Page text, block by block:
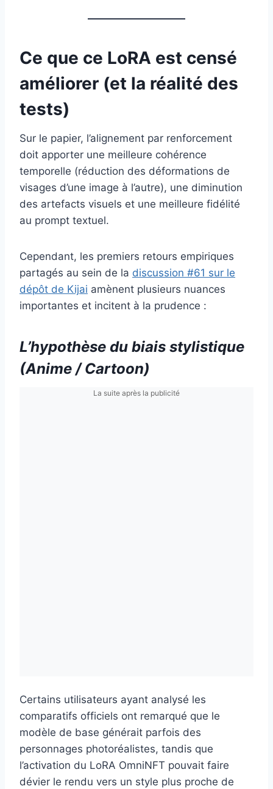
Ce que ce LoRA est censé
améliorer (et la réalité des
tests)
Sur le papier, l’alignement par renforcement
doit apporter une meilleure cohérence
temporelle (réduction des déformations de
visages d’une image à l’autre), une diminution
des artefacts visuels et une meilleure fidélité
au prompt textuel.
Cependant, les premiers retours empiriques
partagés au sein de la discussion #61 sur le
dépôt de Kijai amènent plusieurs nuances
importantes et incitent à la prudence :
L’hypothèse du biais stylistique
(Anime / Cartoon)
La suite après la publicité
Certains utilisateurs ayant analysé les
comparatifs officiels ont remarqué que le
modèle de base générait parfois des
personnages photoréalistes, tandis que
l’activation du LoRA OmniNFT pouvait faire
dévier le rendu vers un style plus proche de